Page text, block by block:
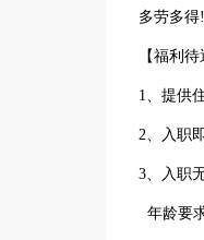
多劳多
【福利待
1、提供
2、入职
3、入职
年龄要